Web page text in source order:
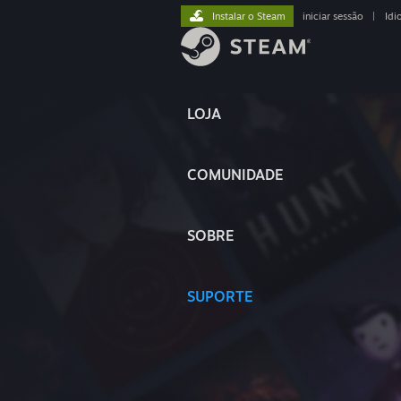
LOJA
COMUNIDADE
SOBRE
SUPORTE
Instalar o Steam iniciar sessão